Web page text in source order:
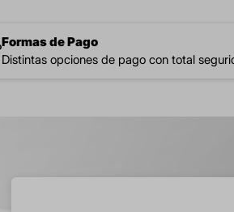
Formas de Pago
Distintas opciones de pago con total